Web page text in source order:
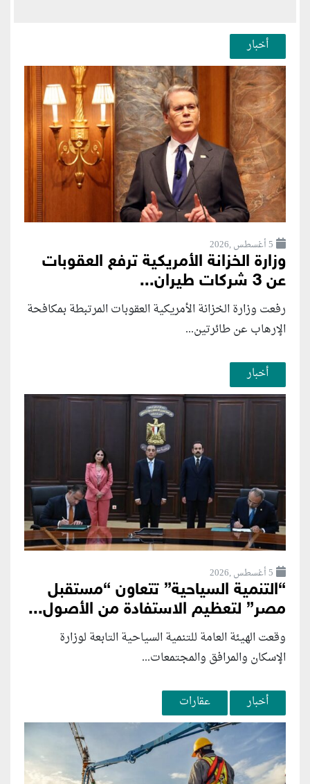
أخبار
5 أغسطس ,2026
وزارة الخزانة الأمريكية ترفع العقوبات
عن 3 شركات طيران...
رفعت وزارة الخزانة الأمريكية العقوبات المرتبطة بمكافحة
الإرهاب عن طائرتين...
أخبار
5 أغسطس ,2026
“التنمية السياحية” تتعاون “مستقبل
مصر” لتعظيم الاستفادة من الأصول...
وقعت الهيئة العامة للتنمية السياحية التابعة لوزارة
الإسكان والمرافق والمجتمعات...
أخبار عقارات